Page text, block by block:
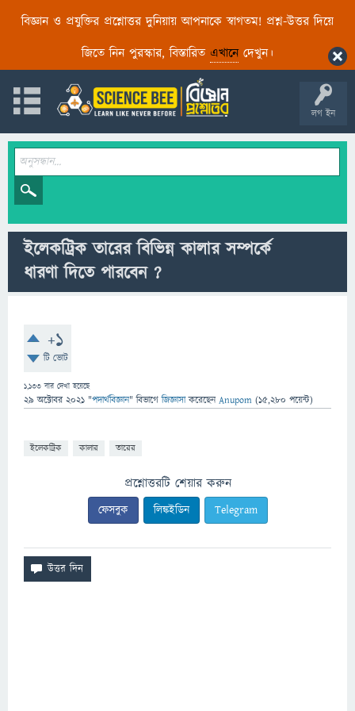
বিজ্ঞান ও প্রযুক্তির প্রশ্নোত্তর দুনিয়ায় আপনাকে স্বাগতম! প্রশ্ন-উত্তর দিয়ে
জিতে নিন পুরস্কার, বিস্তারিত এখানেদেখুন।
লগ ইন
ইলেকট্রিক তারের বিভিন্ন কালার সম্পর্কে
ধারণা দিতে পারবেন ?
+1
টি ভোট
1,133 বার দেখা হয়েছে
29 অক্টোবর 2021 "পদার্থবিজ্ঞান" বিভাগে জিজ্ঞাসাকরেছেনAnupom (15,280 পয়েন্ট)
ইলেকট্রিক কালার তারের
প্রশ্নোত্তরটি শেয়ার করুন
ফেসবুক লিঙ্কইডিন Telegram